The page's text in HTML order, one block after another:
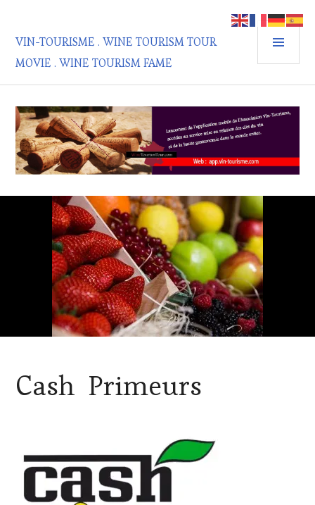
contenu
principal
VIN-TOURISME . WINE TOURISM TOUR
MOVIE . WINE TOURISM FAME
Cash Primeurs